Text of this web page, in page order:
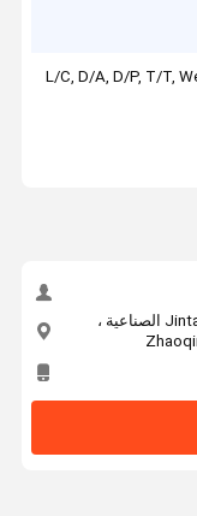
L/C, D/A, D/P, T/T,
4/F ، المبنى D9 ، رقم 6 ، شارع Jinxin ، حديقة Jintao الصناعية ،